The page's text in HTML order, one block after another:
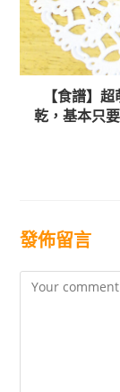
【食譜】
乾，基本只
發佈留言
Comment